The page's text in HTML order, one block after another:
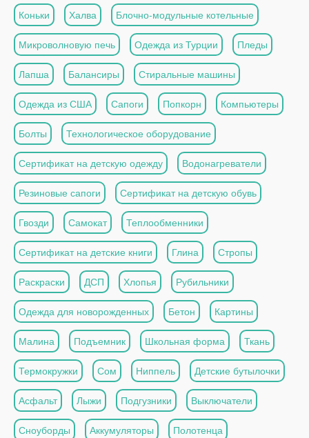
Коньки Халва Блочно-модульные котельные
Микроволновую печь Одежда из Турции Пледы
Лапша Балансиры Стиральные машины
Одежда из США Сапоги Попкорн Компьютеры
Болты Технологическое оборудование
Сертификат на детскую одежду Водонагреватели
Резиновые сапоги Сертификат на детскую обувь
Гвозди Самокат Теплообменники
Сертификат на детские книги Глина Стропы
Раскраски ДСП Хлопья Рубильники
Одежда для новорожденных Бетон Картины
Малина Подъемник Школьная форма Ткань
Термокружки Сом Ниппель Детские бутылочки
Асфальт Лыжи Подгузники Выключатели
Сноуборды Аккумуляторы Полотенца